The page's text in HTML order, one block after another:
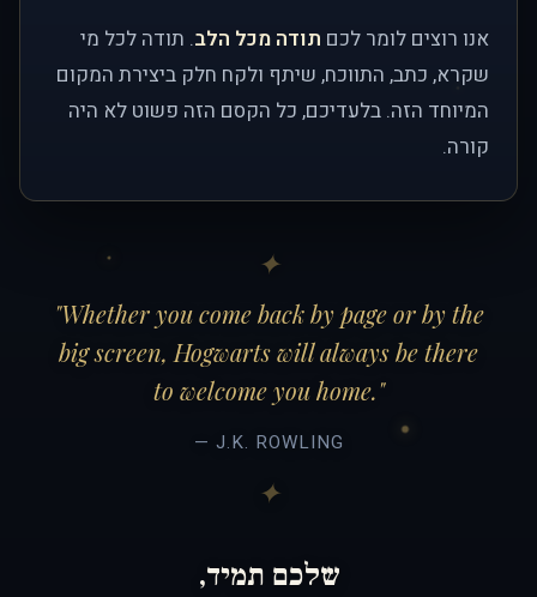
אנו רוצים לומר לכם תודה מכל הלב. תודה לכל מי
שקרא, כתב, התווכח, שיתף ולקח חלק ביצירת המקום
המיוחד הזה. בלעדיכם, כל הקסם הזה פשוט לא היה
קורה.
"Whether you come back by page or by the
big screen, Hogwarts will always be there
to welcome you home."
— J.K. ROWLING
שלכם תמיד,